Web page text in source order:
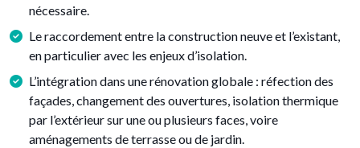
nécessaire.
Le raccordement entre la construction neuve et l’existant,
en particulier avec les enjeux d’isolation.
L’intégration dans une rénovation globale : réfection des
façades, changement des ouvertures, isolation thermique
par l’extérieur sur une ou plusieurs faces, voire
aménagements de terrasse ou de jardin.